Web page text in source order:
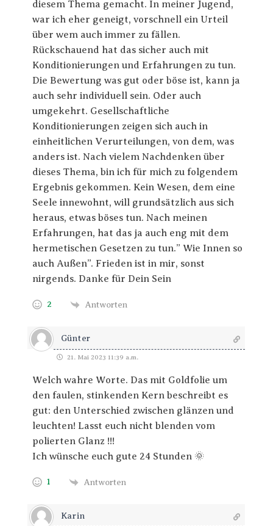
diesem Thema gemacht. In meiner Jugend,
war ich eher geneigt, vorschnell ein Urteil
über wem auch immer zu fällen.
Rückschauend hat das sicher auch mit
Konditionierungen und Erfahrungen zu tun.
Die Bewertung was gut oder böse ist, kann ja
auch sehr individuell sein. Oder auch
umgekehrt. Gesellschaftliche
Konditionierungen zeigen sich auch in
einheitlichen Verurteilungen, von dem, was
anders ist. Nach vielem Nachdenken über
dieses Thema, bin ich für mich zu folgendem
Ergebnis gekommen. Kein Wesen, dem eine
Seele innewohnt, will grundsätzlich aus sich
heraus, etwas böses tun. Nach meinen
Erfahrungen, hat das ja auch eng mit dem
hermetischen Gesetzen zu tun.” Wie Innen so
auch Außen”. Frieden ist in mir, sonst
nirgends. Danke für Dein Sein
2 Antworten
Günter
21. Mai 2023 11:39 a.m.
Welch wahre Worte. Das mit Goldfolie um
den faulen, stinkenden Kern beschreibt es
gut: den Unterschied zwischen glänzen und
leuchten! Lasst euch nicht blenden vom
polierten Glanz !!!
Ich wünsche euch gute 24 Stunden 🌞
1 Antworten
Karin